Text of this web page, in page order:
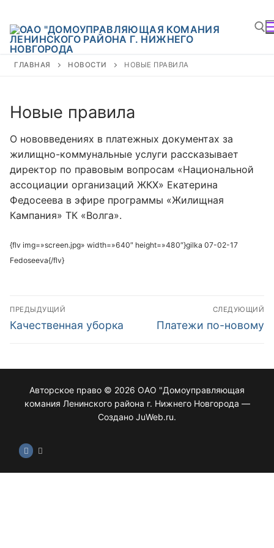
содержимому
ГЛАВНАЯ НОВОСТИ НОВЫЕ ПРАВИЛА
Новые правила
О нововведениях в платежных документах за
жилищно-коммунальные услуги рассказывает
директор по правовым вопросам «Национальной
ассоциации организаций ЖКХ» Екатерина
Федосеева в эфире программы «Жилищная
Кампания» ТК «Волга».
{flv img=»screen.jpg» width=»640″ height=»480″}gilka 07-02-17
Fedoseeva{/flv}
Навигация
по
ПРЕДЫДУЩИЙ
Предыдущая
Качественная уборка
СЛЕДУЮЩИЙ
Следующая
Платежи по-новому
Авторское право © 2026 ОАО "Домоуправляющая
комания Ленинского района г. Нижнего Новгорода —
Создано JuWeb.ru.